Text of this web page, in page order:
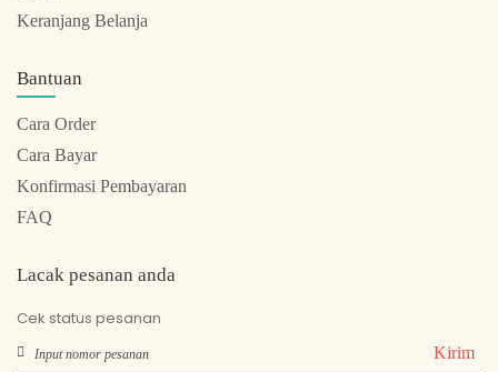
Keranjang Belanja
Bantuan
Cara Order
Cara Bayar
Konfirmasi Pembayaran
FAQ
Lacak pesanan anda
Cek status pesanan
Kirim